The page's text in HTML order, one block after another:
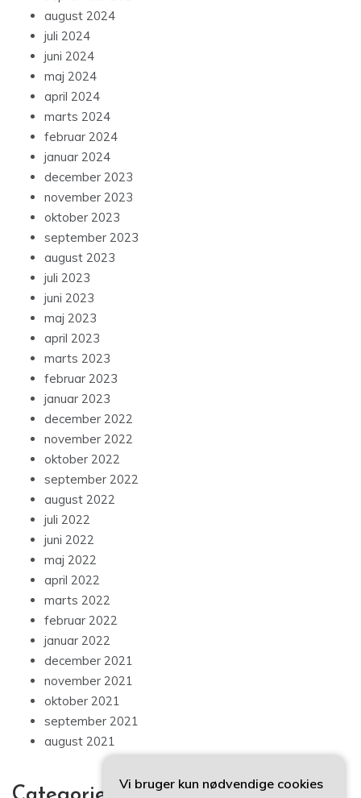
august 2024
juli 2024
juni 2024
maj 2024
april 2024
marts 2024
februar 2024
januar 2024
december 2023
november 2023
oktober 2023
september 2023
august 2023
juli 2023
juni 2023
maj 2023
april 2023
marts 2023
februar 2023
januar 2023
december 2022
november 2022
oktober 2022
september 2022
august 2022
juli 2022
juni 2022
maj 2022
april 2022
marts 2022
februar 2022
januar 2022
december 2021
november 2021
oktober 2021
september 2021
august 2021
Vi bruger kun nødvendige cookies